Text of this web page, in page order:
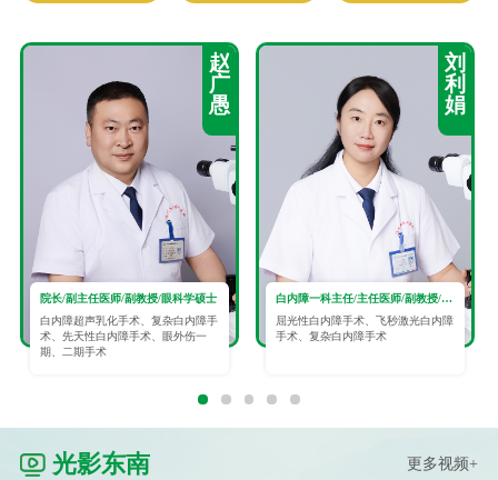
赵
广
愚
院长/副主任医师/副教授/眼科学硕士
白内障超声乳化手术、复杂白内障手
术、先天性白内障手术、眼外伤一
期、二期手术
刘
利
娟
白内障一科主任/主任医师/副教授/眼科学硕士
屈光性白内障手术、飞秒激光白内障
手术、复杂白内障手术
光影东南 更多视频+